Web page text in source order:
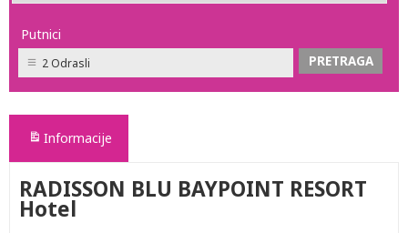
Putnici
2 Odrasli
Informacije
RADISSON BLU BAYPOINT RESORT
Hotel